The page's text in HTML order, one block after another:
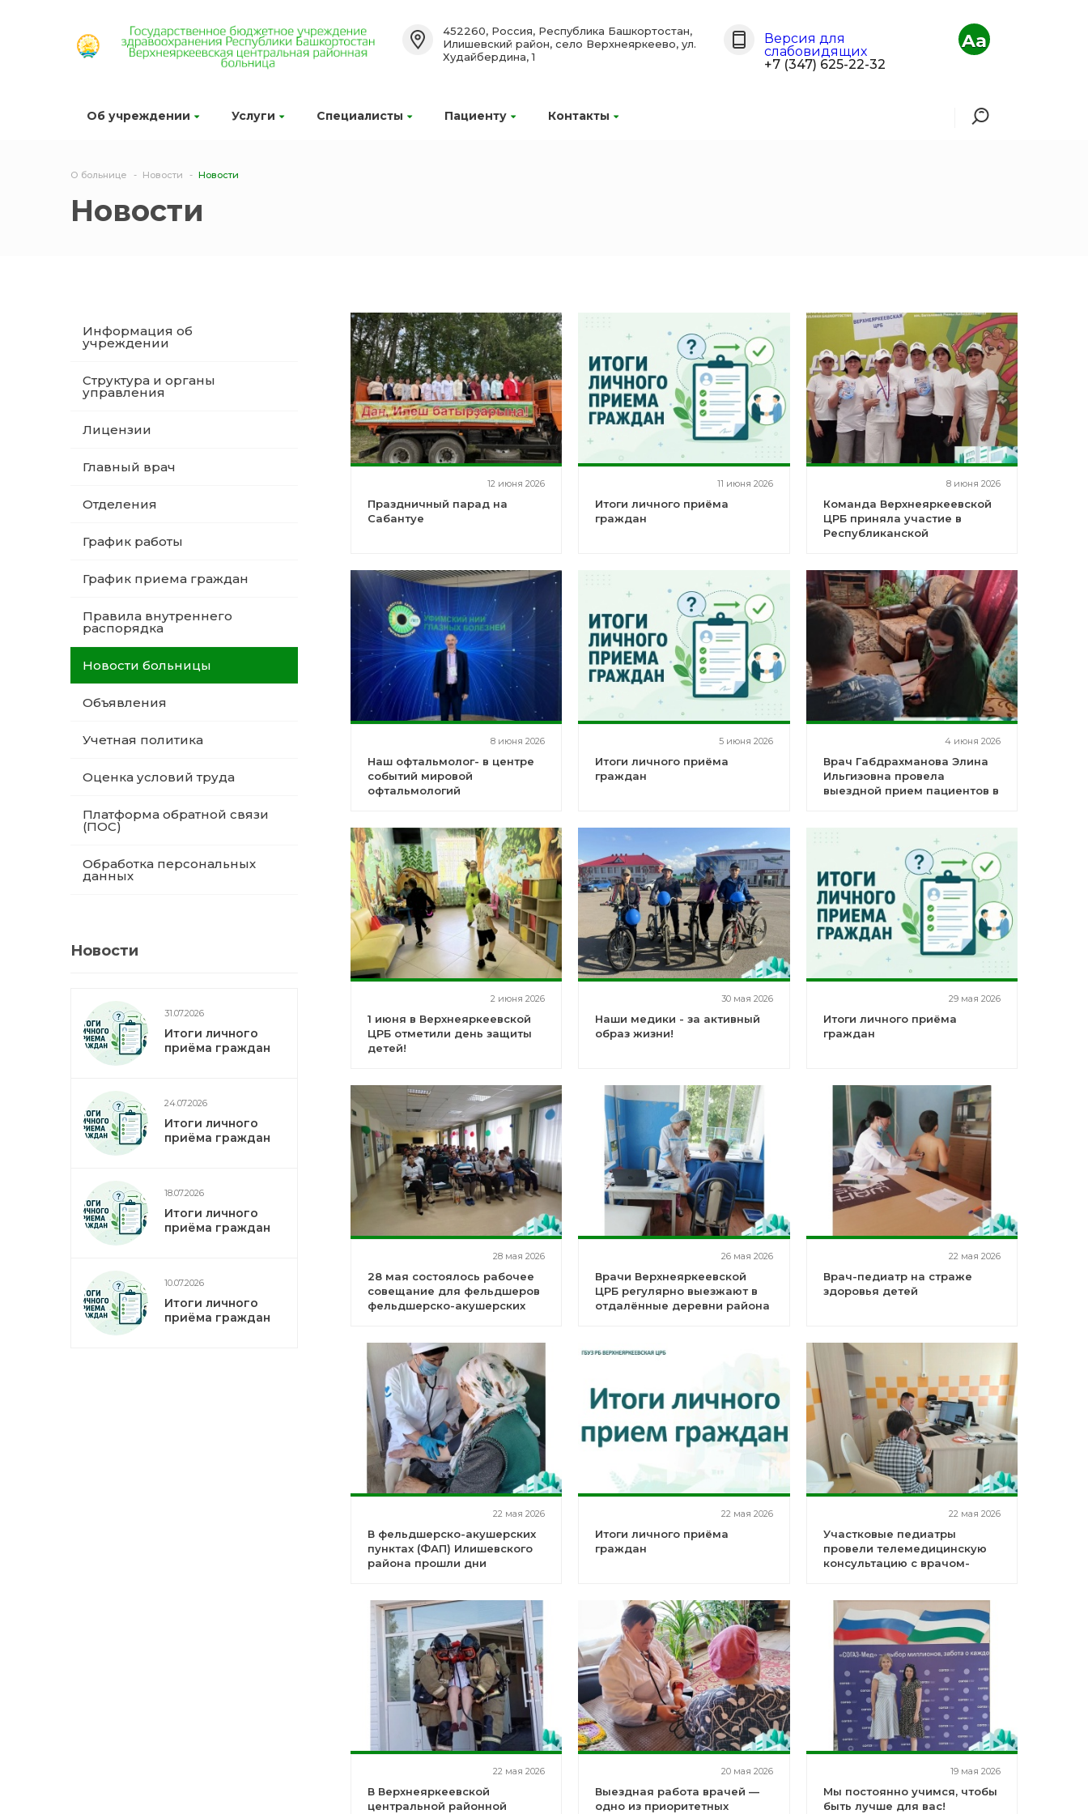
Об учреждении Услуги Специалисты Пациенту Контакты
452260, Россия, Республика Башкортостан,
Илишевский район, село Верхнеяркеево, ул.
Худайбердина, 1
Версия для
слабовидящих
+7 (347) 625-22-32
Aa
О больнице Новости Новости
Новости
Информация об
учреждении
Структура и органы
управления
Лицензии
Главный врач
Отделения
График работы
График приема граждан
Правила внутреннего
распорядка
Новости больницы
Объявления
Учетная политика
Оценка условий труда
Платформа обратной связи
(ПОС)
Обработка персональных
данных
Новости
31.07.2026
Итоги личного
приёма граждан
24.07.2026
Итоги личного
приёма граждан
18.07.2026
Итоги личного
приёма граждан
10.07.2026
Итоги личного
приёма граждан
12 июня 2026
Праздничный парад на
Сабантуе
11 июня 2026
Итоги личного приёма
граждан
8 июня 2026
Команда Верхнеяркеевской
ЦРБ приняла участие в
Республиканской
8 июня 2026
Наш офтальмолог- в центре
событий мировой
офтальмологий
5 июня 2026
Итоги личного приёма
граждан
4 июня 2026
Врач Габдрахманова Элина
Ильгизовна провела
выездной прием пациентов в
2 июня 2026
1 июня в Верхнеяркеевской
ЦРБ отметили день защиты
детей!
30 мая 2026
Наши медики - за активный
образ жизни!
29 мая 2026
Итоги личного приёма
граждан
28 мая 2026
28 мая состоялось рабочее
совещание для фельдшеров
фельдшерско-акушерских
26 мая 2026
Врачи Верхнеяркеевской
ЦРБ регулярно выезжают в
отдалённые деревни района
22 мая 2026
Врач-педиатр на страже
здоровья детей
22 мая 2026
В фельдшерско-акушерских
пунктах (ФАП) Илишевского
района прошли дни
22 мая 2026
Итоги личного приёма
граждан
22 мая 2026
Участковые педиатры
провели телемедицинскую
консультацию с врачом-
22 мая 2026
В Верхнеяркеевской
центральной районной
20 мая 2026
Выездная работа врачей —
одно из приоритетных
19 мая 2026
Мы постоянно учимся, чтобы
быть лучше для вас!